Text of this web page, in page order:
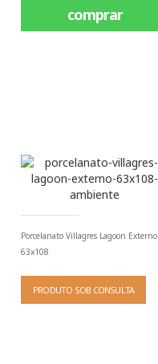
comprar
Porcelanato Villagres Lagoon Externo
63x108
PRODUTO SOB CONSULTA